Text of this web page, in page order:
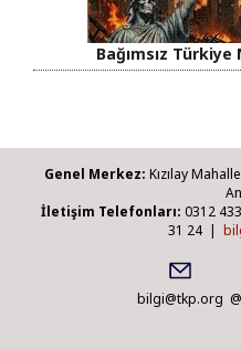
Bağımsız
Genel Merkez: Kızılay
İletişim Telefonları: 0312
31 24 |
bilgi@tkp.org